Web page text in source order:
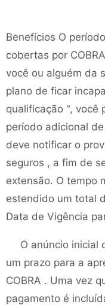
Benefícios O
cobertas por
você ou alguém da
plano de ficar
qualificação ", você
período adicional
deve notificar o
seguros , a fim de
extensão. O tempo
estendido um total
Data de Vigência
O anúncio inicial
um prazo para a
COBRA . Uma vez
pagamento é